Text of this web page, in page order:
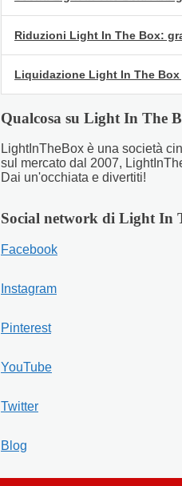
Riduzioni Light In The Box:
Liquidazione Light In The
Qualcosa su Light In The
LightInTheBox è una società
sul mercato dal 2007,
Dai un'occhiata e divertiti!
Social network di Light In
Facebook
Instagram
Pinterest
YouTube
Twitter
Blog